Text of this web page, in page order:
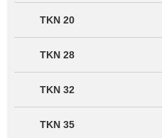
20 TKN
28 TKN
32 TKN
35 TKN